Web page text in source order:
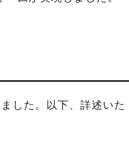
した。以下、詳述いた